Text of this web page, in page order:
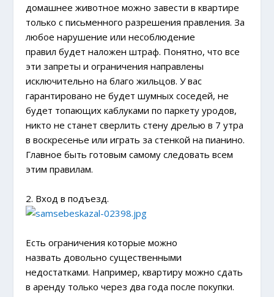
домашнее животное можно завести в квартире
только с письменного разрешения правления. За
любое нарушение или несоблюдение
правил будет наложен штраф. Понятно, что все
эти запреты и ограничения направлены
исключительно на благо жильцов. У вас
гарантировано не будет шумных соседей, не
будет топающих каблуками по паркету уродов,
никто не станет сверлить стену дрелью в 7 утра
в воскресенье или играть за стенкой на пианино.
Главное быть готовым самому следовать всем
этим правилам.
2. Вход в подъезд.
Есть ограничения которые можно
назвать довольно существенными
недостатками. Например, квартиру можно сдать
в аренду только через два года после покупки.